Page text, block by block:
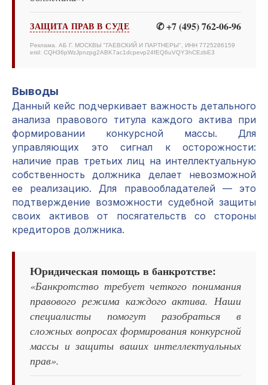
ЗАЩИТА ПРАВ В СУДЕ ✆ +7 (495) 762-06-96
Реклама. АБ Г. МОСКВЫ "ГАЕВСКИЙ И ПАРТНЕРЫ", ИНН 7725286159
erid: CQH36pWzJpnzpg2ABK7ac1dcpevp24fEQ6uVQY3hCEzbE3
Выводы
Данный кейс подчеркивает важность детального
анализа правового титула каждого актива при
формировании конкурсной массы. Для
управляющих это сигнал к осторожности:
наличие прав третьих лиц на интеллектуальную
собственность должника делает невозможной
ее реализацию. Для правообладателей — это
подтверждение возможности судебной защиты
своих активов от посягательств со стороны
кредиторов должника.
Юридическая помощь в банкротстве:
«Банкротство требует четкого понимания
правового режима каждого актива. Наши
специалисты помогут разобраться в
сложных вопросах формирования конкурсной
массы и защиты ваших интеллектуальных
прав».